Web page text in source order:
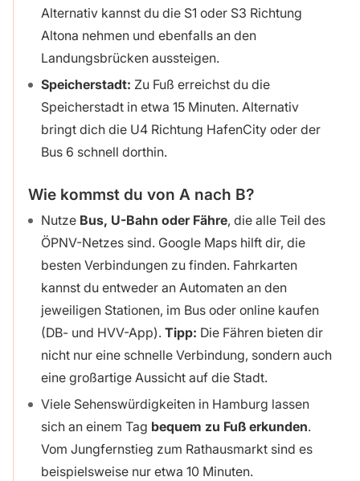
Alternativ kannst du die S1 oder S3 Richtung
Altona nehmen und ebenfalls an den
Landungsbrücken aussteigen.
Speicherstadt: Zu Fuß erreichst du die
Speicherstadt in etwa 15 Minuten. Alternativ
bringt dich die U4 Richtung HafenCity oder der
Bus 6 schnell dorthin.
Wie kommst du von A nach B?
Nutze Bus, U-Bahn oder Fähre, die alle Teil des
ÖPNV-Netzes sind. Google Maps hilft dir, die
besten Verbindungen zu finden. Fahrkarten
kannst du entweder an Automaten an den
jeweiligen Stationen, im Bus oder online kaufen
(DB- und HVV-App). Tipp: Die Fähren bieten dir
nicht nur eine schnelle Verbindung, sondern auch
eine großartige Aussicht auf die Stadt.
Viele Sehenswürdigkeiten in Hamburg lassen
sich an einem Tag bequem zu Fuß erkunden.
Vom Jungfernstieg zum Rathausmarkt sind es
beispielsweise nur etwa 10 Minuten.